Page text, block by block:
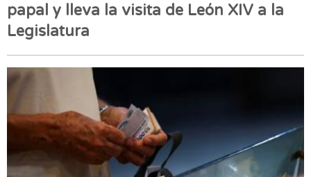
papal y lleva la visita de León XIV a la
Legislatura